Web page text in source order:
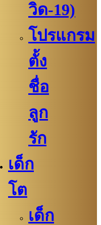
วิด-19)
โปรแกรม
ตั้ง
ชื่อ
ลูก
รัก
เด็ก
โต
เด็ก